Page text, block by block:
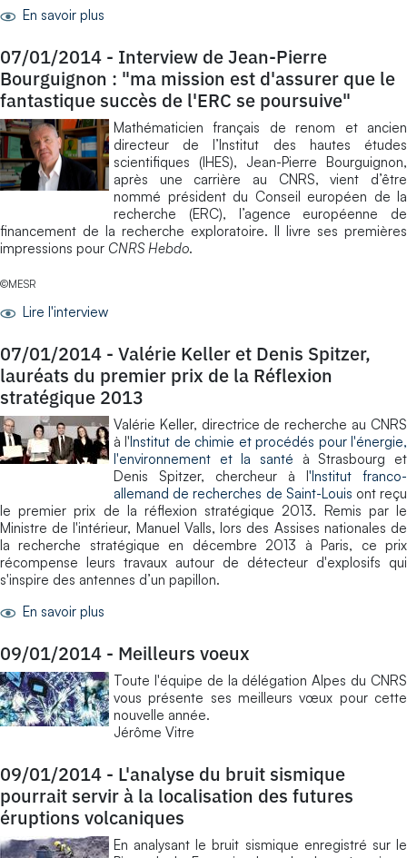
En savoir plus
07/01/2014 - Interview de Jean-Pierre
Bourguignon : "ma mission est d'assurer que le
fantastique succès de l'ERC se poursuive"
Mathématicien français de renom et ancien
directeur de l’Institut des hautes études
scientifiques (IHES), Jean-Pierre Bourguignon,
après une carrière au CNRS, vient d’être
nommé président du Conseil européen de la
recherche (ERC), l’agence européenne de
financement de la recherche exploratoire. Il livre ses premières
impressions pour CNRS Hebdo.
©MESR
Lire l'interview
07/01/2014 - Valérie Keller et Denis Spitzer,
lauréats du premier prix de la Réflexion
stratégique 2013
Valérie Keller, directrice de recherche au CNRS
à l'Institut de chimie et procédés pour l'énergie,
l'environnement et la santé à Strasbourg et
Denis Spitzer, chercheur à l'Institut franco-
allemand de recherches de Saint-Louis ont reçu
le premier prix de la réflexion stratégique 2013. Remis par le
Ministre de l'intérieur, Manuel Valls, lors des Assises nationales de
la recherche stratégique en décembre 2013 à Paris, ce prix
récompense leurs travaux autour de détecteur d'explosifs qui
s'inspire des antennes d’un papillon.
En savoir plus
09/01/2014 - Meilleurs voeux
Toute l'équipe de la délégation Alpes du CNRS
vous présente ses meilleurs vœux pour cette
nouvelle année.
Jérôme Vitre
09/01/2014 - L'analyse du bruit sismique
pourrait servir à la localisation des futures
éruptions volcaniques
En analysant le bruit sismique enregistré sur le